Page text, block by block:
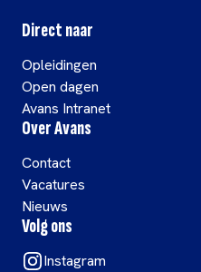
Direct naar
Opleidingen
Open dagen
Avans Intranet
Over Avans
Contact
Vacatures
Nieuws
Volg ons
Instagram